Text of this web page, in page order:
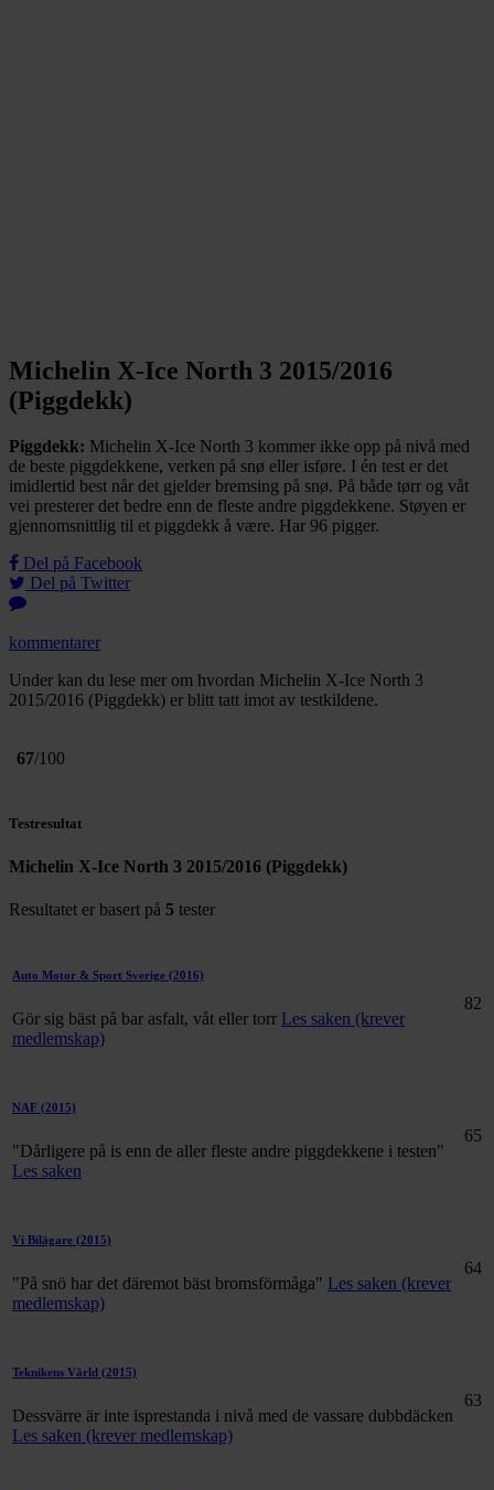
Michelin X-Ice North 3 2015/2016
(Piggdekk)
Piggdekk: Michelin X-Ice North 3 kommer ikke opp på nivå med
de beste piggdekkene, verken på snø eller isføre. I én test er det
imidlertid best når det gjelder bremsing på snø. På både tørr og våt
vei presterer det bedre enn de fleste andre piggdekkene. Støyen er
gjennomsnittlig til et piggdekk å være. Har 96 pigger.
Del på Facebook
Del på Twitter
kommentarer
Under kan du lese mer om hvordan Michelin X-Ice North 3
2015/2016 (Piggdekk) er blitt tatt imot av testkildene.
67/100
Testresultat
Michelin X-Ice North 3 2015/2016 (Piggdekk)
Resultatet er basert på 5 tester
Auto Motor & Sport Sverige (2016)
Gör sig bäst på bar asfalt, våt eller torr Les saken (krever
medlemskap)
82
NAF (2015)
"Dårligere på is enn de aller fleste andre piggdekkene i testen"
Les saken
65
Vi Bilägare (2015)
"På snö har det däremot bäst bromsförmåga" Les saken (krever
medlemskap)
64
Teknikens Värld (2015)
Dessvärre är inte isprestanda i nivå med de vassare dubbdäcken
Les saken (krever medlemskap)
63